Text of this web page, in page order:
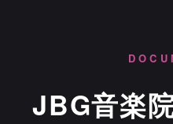
JBG音楽